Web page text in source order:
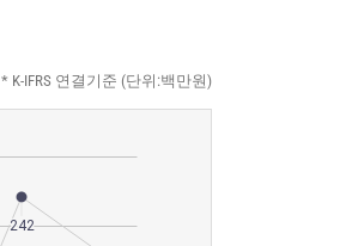
* K-IFRS 연결기준 (단위:백만원)